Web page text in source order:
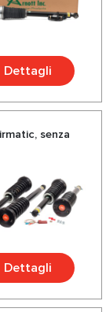
Dettagli
senza
Dettagli